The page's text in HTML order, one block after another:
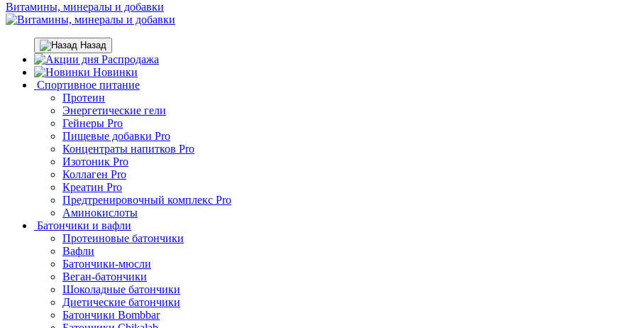
Витамины, минералы и добавки
Назад
Распродажа
Новинки
Спортивное питание
Протеин
Энергетические гели
Гейнеры Pro
Пищевые добавки Pro
Концентраты напитков Pro
Изотоник Pro
Коллаген Pro
Креатин Pro
Предтренировочный комплекс Pro
Аминокислоты
Батончики и вафли
Протеиновые батончики
Вафли
Батончики-мюсли
Веган-батончики
Шоколадные батончики
Диетические батончики
Батончики Bombbar